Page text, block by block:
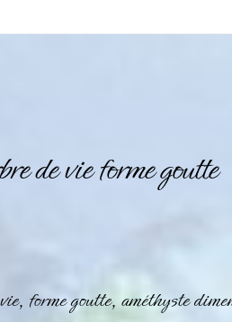
de vie forme goutte
forme goutte, améthyste